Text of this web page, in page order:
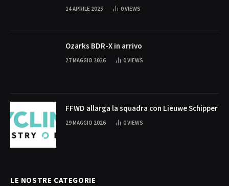
14 APRILE 2025 0VIEWS
Ozarks BDR-X in arrivo
27 MAGGIO 2026 0VIEWS
FFWD allarga la squadra con Lieuwe Schipper
29 MAGGIO 2026 0VIEWS
LE NOSTRE CATEGORIE